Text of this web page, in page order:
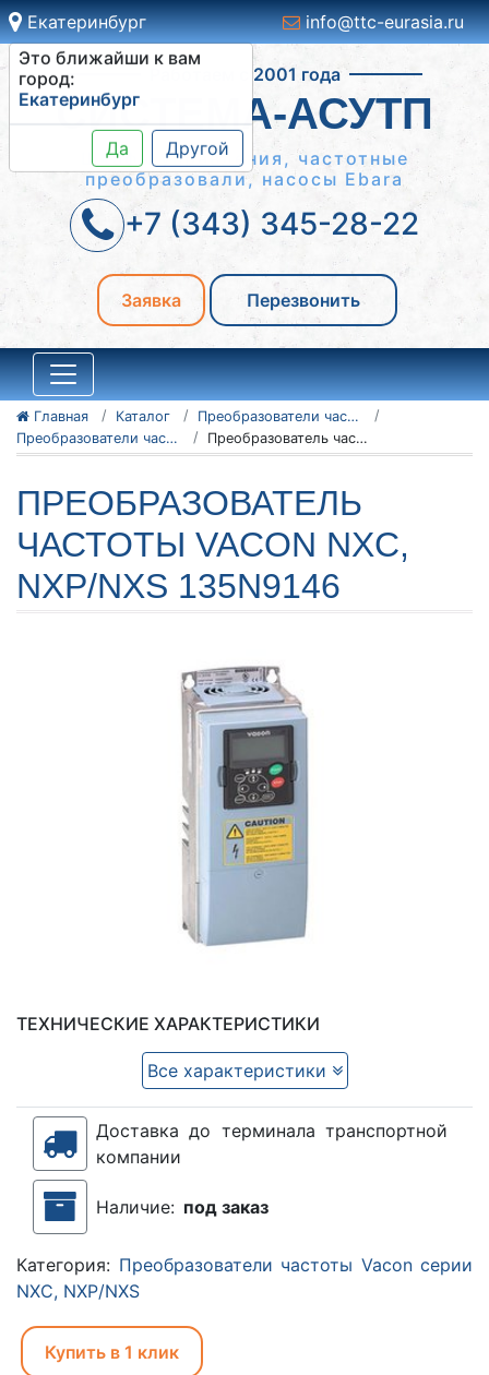
Екатеринбург
Это ближайши к вам
город:
Екатеринбург
Да Другой
info@ttc-eurasia.ru
Работаем с 2001 года
СИСТЕМА-АСУТП
Шкафы управления, частотные
преобразовали, насосы Ebara
+7 (343) 345-28-22
Заявка Перезвонить
Главная Каталог
Преобразователи частоты Vacon
Преобразователи частоты Vacon серии NXC, NXP/NXS
Преобразователь частоты Vacon NXC, NXP/NXS 135N9146
ПРЕОБРАЗОВАТЕЛЬ
ЧАСТОТЫ VACON NXC,
NXP/NXS 135N9146
ТЕХНИЧЕСКИЕ ХАРАКТЕРИСТИКИ
Все характеристики
Доставка до терминала транспортной
компании
Наличие: под заказ
Категория: Преобразователи частоты Vacon серии
NXC, NXP/NXS
Купить в 1 клик